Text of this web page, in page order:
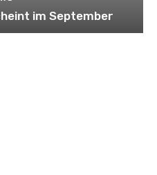
im September